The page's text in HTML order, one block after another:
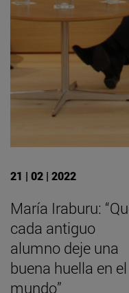
21 | 02 | 2022
María Iraburu:
cada antiguo
alumno deje una
buena huella en el
mundo”